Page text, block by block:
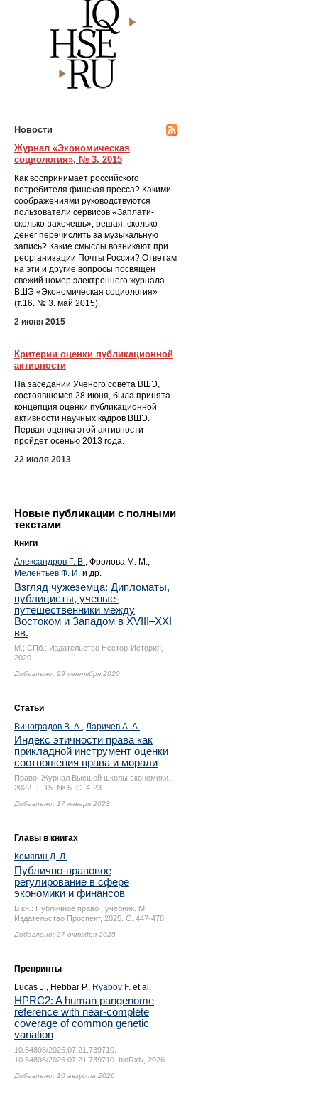
Новости
Журнал «Экономическая
социология», № 3, 2015
Как воспринимает российского
потребителя финская пресса? Какими
соображениями руководствуются
пользователи сервисов «Заплати-
сколько-захочешь», решая, сколько
денег перечислить за музыкальную
запись? Какие смыслы возникают при
реорганизации Почты России? Ответам
на эти и другие вопросы посвящен
свежий номер электронного журнала
ВШЭ «Экономическая социология»
(т.16. № 3. май 2015).
2 июня 2015
Критерии оценки публикационной
активности
На заседании Ученого совета ВШЭ,
состоявшемся 28 июня, была принята
концепция оценки публикационной
активности научных кадров ВШЭ.
Первая оценка этой активности
пройдет осенью 2013 года.
22 июля 2013
Новые публикации с полными
текстами
Книги
Александров Г. В., Фролова М. М.,
Мелентьев Ф. И. и др.
Взгляд чужеземца: Дипломаты,
публицисты, ученые-
путешественники между
Востоком и Западом в XVIII–XXI
вв.
М.; СПб.: Издательство Нестор-История,
2020.
Добавлено: 29 сентября 2020
Статьи
Виноградов В. А.
Ларичев А. А.
Индекс этичности права как
прикладной инструмент оценки
соотношения права и морали
Право. Журнал Высшей школы экономики.
2022. Т. 15. № 5. С. 4-23.
Добавлено: 17 января 2023
Главы в книгах
Комягин Д. Л.
Публично-правовое
регулирование в сфере
экономики и финансов
В кн.: Публичное право : учебник. М.:
Издательство Проспект, 2025. С. 447-478.
Добавлено: 27 октября 2025
Препринты
Lucas J., Hebbar P., Ryabov F. et al.
HPRC2: A human pangenome
reference with near-complete
coverage of common genetic
variation
10.64898/2026.07.21.739710.
10.64898/2026.07.21.739710. bioRxiv, 2026
Добавлено: 10 августа 2026